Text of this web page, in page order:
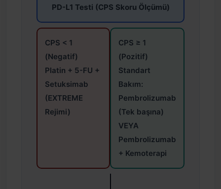
PD-L1 Testi (CPS Skoru Ölçümü)
CPS < 1
(Negatif)
Platin + 5-FU +
Setuksimab
(EXTREME
Rejimi)
CPS ≥ 1
(Pozitif)
Standart
Bakım:
Pembrolizumab
(Tek başına)
VEYA
Pembrolizumab
+ Kemoterapi